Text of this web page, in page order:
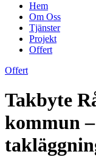
Hem
Om Oss
Tjänster
Projekt
Offert
Offert
Takbyte
kommun